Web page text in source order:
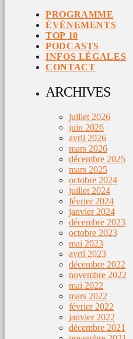
PROGRAMME
ÉVÉNEMENTS
TOP 10
PODCASTS
INFOS LÉGALES
CONTACT
ARCHIVES
juillet 2026
juin 2026
avril 2026
mars 2026
décembre 2025
mars 2025
octobre 2024
juillet 2024
février 2024
janvier 2024
décembre 2023
octobre 2023
mai 2023
avril 2023
décembre 2022
novembre 2022
mai 2022
mars 2022
février 2022
janvier 2022
décembre 2021